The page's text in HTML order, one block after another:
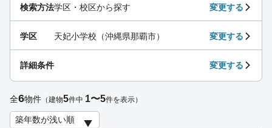
検索方法学区・校区から探す 変更する
学区 天妃小学校（沖縄県那覇市） 変更する
詳細条件 変更する
全6物件 （建物5件中 1〜5件を表示）